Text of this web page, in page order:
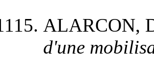
ALARCON,
d'une